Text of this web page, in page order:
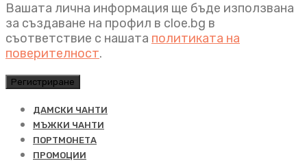
Вашата лична информация ще бъде използвана
за създаване на профил в cloe.bg в
съответствие с нашата политиката на
поверителност.
Регистриране
ДАМСКИ ЧАНТИ
МЪЖКИ ЧАНТИ
ПОРТМОНЕТА
ПРОМОЦИИ